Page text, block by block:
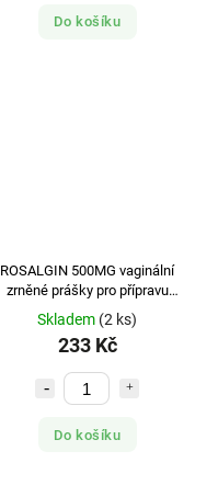
Do košíku
ROSALGIN 500MG vaginální
zrněné prášky pro přípravu
roztoku 6
Skladem (2 ks)
233 Kč
Do košíku